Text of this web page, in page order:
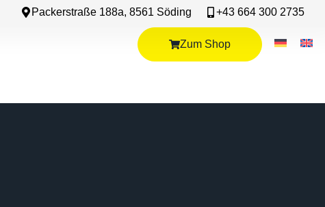
+43 664 300 2735
Packerstraße 188a, 8561 Söding
Zum Shop